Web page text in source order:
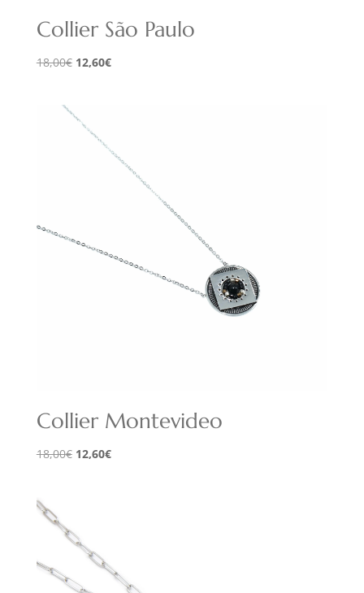
Collier São Paulo
18,00€ Le
était :
18,00€.
12,60€Le
Collier Montevideo
18,00€ Le
12,60€Le